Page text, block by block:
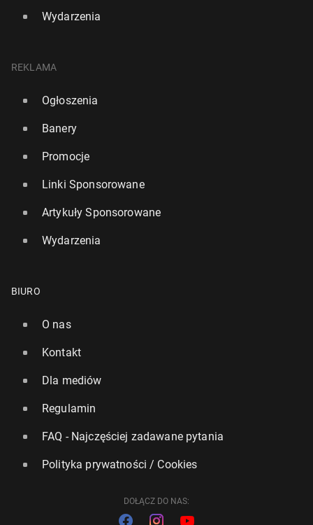
Wydarzenia
REKLAMA
Ogłoszenia
Banery
Promocje
Linki Sponsorowane
Artykuły Sponsorowane
Wydarzenia
BIURO
O nas
Kontakt
Dla mediów
Regulamin
FAQ - Najczęściej zadawane pytania
Polityka prywatności / Cookies
DOŁĄCZ DO NAS: